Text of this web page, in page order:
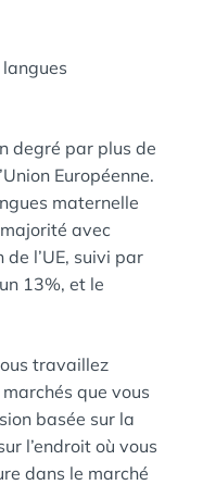
degré par plus de
Européenne.
maternelle
avec
l’UE, suivi par
13%, et le
travaillez
que vous
basée sur la
l’endroit où vous
dans le marché